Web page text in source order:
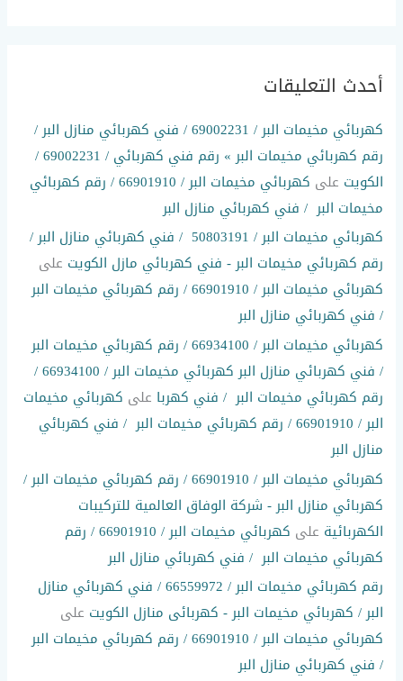
أحدث التعليقات
كهربائي مخيمات البر / 69002231 / فني كهربائي منازل البر /
رقم كهربائي مخيمات البر » رقم فني كهربائي / 69002231 /
الكويت على
كهربائي مخيمات البر / 66901910 / رقم كهربائي
مخيمات البر / فني كهربائي منازل البر
كهربائي مخيمات البر / 50803191 / فني كهربائي منازل البر /
رقم كهربائي مخيمات البر - فني كهربائي مازل الكويت على
كهربائي مخيمات البر / 66901910 / رقم كهربائي مخيمات البر
/ فني كهربائي منازل البر
كهربائي مخيمات البر / 66934100 / رقم كهربائي مخيمات البر
/ فني كهربائي منازل البر كهربائي مخيمات البر / 66934100 /
رقم كهربائي مخيمات البر / فني كهربا على كهربائي مخيمات
البر / 66901910 / رقم كهربائي مخيمات البر / فني كهربائي
منازل البر
كهربائي مخيمات البر / 66901910 / رقم كهربائي مخيمات البر /
كهربائي منازل البر - شركة الوفاق العالمية للتركيبات
الكهربائية على
كهربائي مخيمات البر / 66901910 / رقم
كهربائي مخيمات البر / فني كهربائي منازل البر
رقم كهربائي مخيمات البر / 66559972 / فني كهربائي منازل
البر / كهربائي مخيمات البر - كهربائى منازل الكويت على
كهربائي مخيمات البر / 66901910 / رقم كهربائي مخيمات البر
/ فني كهربائي منازل البر